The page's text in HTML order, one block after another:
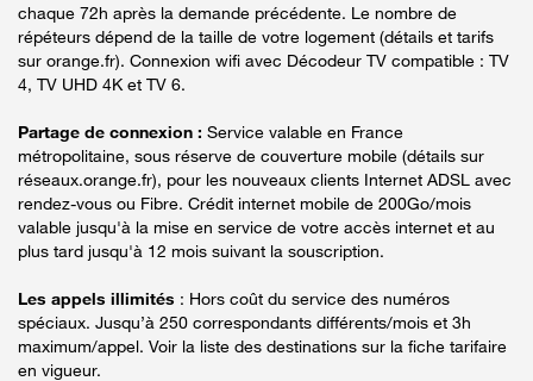
chaque 72h après la demande précédente. Le nombre de
répéteurs dépend de la taille de votre logement (détails et tarifs
sur orange.fr). Connexion wifi avec Décodeur TV compatible : TV
4, TV UHD 4K et TV 6.
Partage de connexion : Service valable en France
métropolitaine, sous réserve de couverture mobile (détails sur
réseaux.orange.fr), pour les nouveaux clients Internet ADSL avec
rendez-vous ou Fibre. Crédit internet mobile de 200Go/mois
valable jusqu'à la mise en service de votre accès internet et au
plus tard jusqu'à 12 mois suivant la souscription.
Les appels illimités : Hors coût du service des numéros
spéciaux. Jusqu’à 250 correspondants différents/mois et 3h
maximum/appel. Voir la liste des destinations sur la fiche tarifaire
en vigueur.